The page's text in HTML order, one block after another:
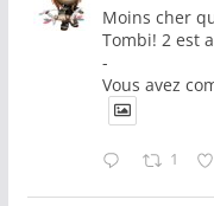
Moins cher
Tombi! 2 est
-
Vous avez
1